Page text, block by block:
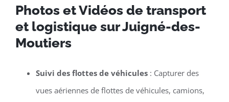
Photos et Vidéos de transport
et logistique sur Juigné-des-
Moutiers
Suivi des flottes de véhicules: Capturer des
vues aériennes de flottes de véhicules, camions,